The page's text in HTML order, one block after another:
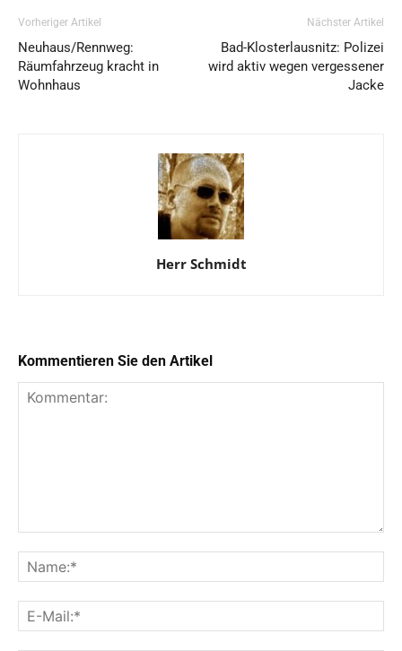
Vorheriger Artikel
Neuhaus/Rennweg:
Räumfahrzeug kracht in
Wohnhaus
Nächster Artikel
Bad-Klosterlausnitz: Polizei
wird aktiv wegen vergessener
Jacke
Herr Schmidt
Kommentieren Sie den Artikel